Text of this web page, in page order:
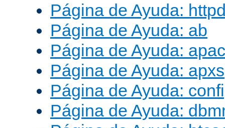
Página de Ayuda:
Página de Ayuda: ab
Página de Ayuda:
Página de Ayuda: apxs
Página de Ayuda:
Página de Ayuda: